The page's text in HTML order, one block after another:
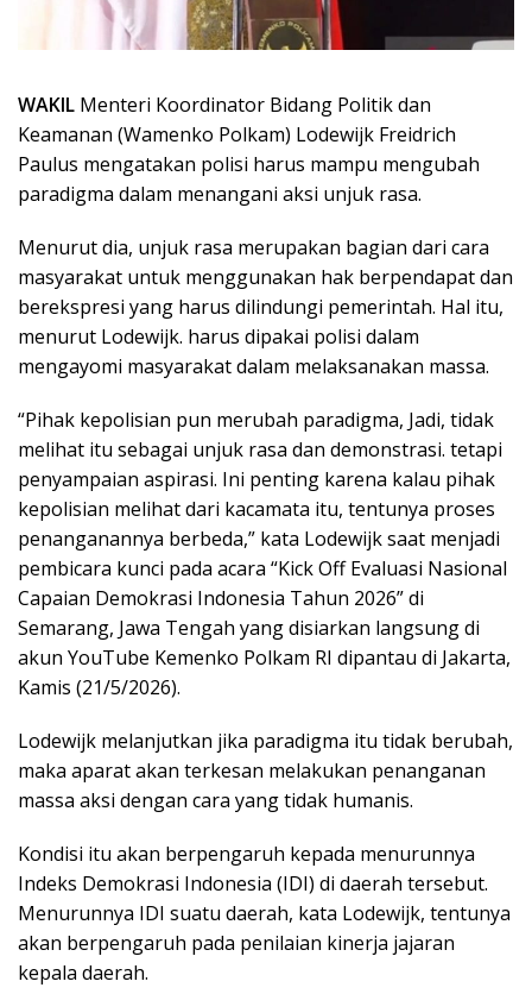
WAKIL Menteri Koordinator Bidang Politik dan
Keamanan (Wamenko Polkam) Lodewijk Freidrich
Paulus mengatakan polisi harus mampu mengubah
paradigma dalam menangani aksi unjuk rasa.
Menurut dia, unjuk rasa merupakan bagian dari cara
masyarakat untuk menggunakan hak berpendapat dan
berekspresi yang harus dilindungi pemerintah. Hal itu,
menurut Lodewijk. harus dipakai polisi dalam
mengayomi masyarakat dalam melaksanakan massa.
“Pihak kepolisian pun merubah paradigma, Jadi, tidak
melihat itu sebagai unjuk rasa dan demonstrasi. tetapi
penyampaian aspirasi. Ini penting karena kalau pihak
kepolisian melihat dari kacamata itu, tentunya proses
penanganannya berbeda,” kata Lodewijk saat menjadi
pembicara kunci pada acara “Kick Off Evaluasi Nasional
Capaian Demokrasi Indonesia Tahun 2026” di
Semarang, Jawa Tengah yang disiarkan langsung di
akun YouTube Kemenko Polkam RI dipantau di Jakarta,
Kamis (21/5/2026).
Lodewijk melanjutkan jika paradigma itu tidak berubah,
maka aparat akan terkesan melakukan penanganan
massa aksi dengan cara yang tidak humanis.
Kondisi itu akan berpengaruh kepada menurunnya
Indeks Demokrasi Indonesia (IDI) di daerah tersebut.
Menurunnya IDI suatu daerah, kata Lodewijk, tentunya
akan berpengaruh pada penilaian kinerja jajaran
kepala daerah.